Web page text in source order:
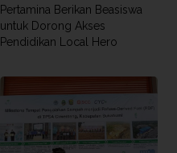
Pertamina Berikan Beasiswa
untuk Dorong Akses
Pendidikan Local Hero